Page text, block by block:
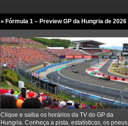
» Fórmula 1 – Preview GP da Hungria de 2026
Clique e saiba os horários da TV do GP da
Hungria. Conheça a pista, estatísticas, os pneus